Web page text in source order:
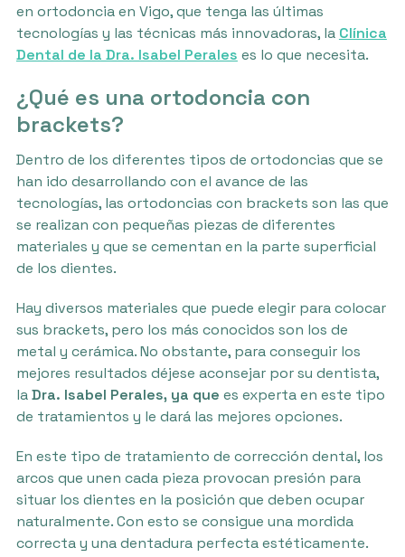
en ortodoncia en Vigo, que tenga las últimas
tecnologías y las técnicas más innovadoras, la Clínica
Dental de la Dra. Isabel Perales es lo que necesita.
¿Qué es una ortodoncia con
brackets?
Dentro de los diferentes tipos de ortodoncias que se
han ido desarrollando con el avance de las
tecnologías, las ortodoncias con brackets son las que
se realizan con pequeñas piezas de diferentes
materiales y que se cementan en la parte superficial
de los dientes.
Hay diversos materiales que puede elegir para colocar
sus brackets, pero los más conocidos son los de
metal y cerámica. No obstante, para conseguir los
mejores resultados déjese aconsejar por su dentista,
laDra. Isabel Perales, ya que es experta en este tipo
de tratamientos y le dará las mejores opciones.
En este tipo de tratamiento de corrección dental, los
arcos que unen cada pieza provocan presión para
situar los dientes en la posición que deben ocupar
naturalmente. Con esto se consigue una mordida
correcta y una dentadura perfecta estéticamente.